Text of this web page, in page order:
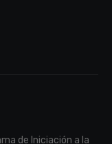
de Iniciación a la